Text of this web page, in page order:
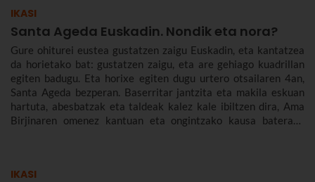
IKASI
Santa Ageda Euskadin. Nondik eta nora?
Gure ohiturei eustea gustatzen zaigu Euskadin, eta kantatzea
da horietako bat: gustatzen zaigu, eta are gehiago kuadrillan
egiten badugu. Eta horixe egiten dugu urtero otsailaren 4an,
Santa Ageda bezperan. Baserritar jantzita eta makila eskuan
hartuta, abesbatzak eta taldeak kalez kale ibiltzen dira, Ama
Birjinaren omenez kantuan eta ongintzako kausa baterako
IKASI